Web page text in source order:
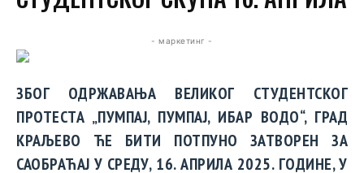
- маркетинг -
ЗБОГ ОДРЖАВАЊА ВЕЛИКОГ СТУДЕНТСКОГ
ПРОТЕСТА „ПУМПАЈ, ПУМПАЈ, ИБАР ВОДО“, ГРАД
КРАЉЕВО ЋЕ БИТИ ПОТПУНО ЗАТВОРЕН ЗА
САОБРАЋАЈ У СРЕДУ, 16. АПРИЛА 2025. ГОДИНЕ, У